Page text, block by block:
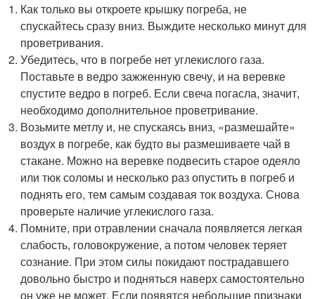
Как только вы откроете крышку погреба, не
спускайтесь сразу вниз. Выждите несколько минут для
проветривания.
Убедитесь, что в погребе нет углекислого газа.
Поставьте в ведро зажженную свечу, и на веревке
спустите ведро в погреб. Если свеча погасла, значит,
необходимо дополнительное проветривание.
Возьмите метлу и, не спускаясь вниз, «размешайте»
воздух в погребе, как будто вы размешиваете чай в
стакане. Можно на веревке подвесить старое одеяло
или тюк соломы и несколько раз опустить в погреб и
поднять его, тем самым создавая ток воздуха. Снова
проверьте наличие углекислого газа.
Помните, при отравлении сначала появляется легкая
слабость, головокружение, а потом человек теряет
сознание. При этом силы покидают пострадавшего
довольно быстро и подняться наверх самостоятельно
он уже не может. Если появятся небольшие признаки